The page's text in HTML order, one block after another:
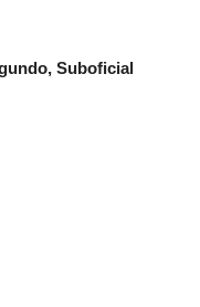
Suboficial